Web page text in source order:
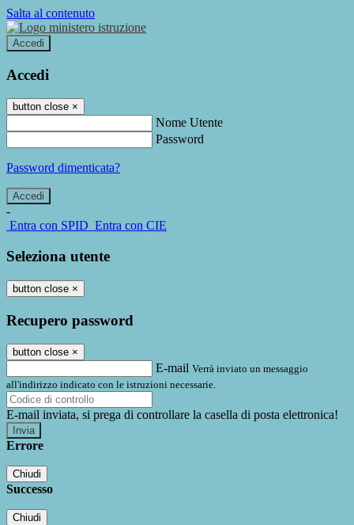
Salta al contenuto
Accedi
Accedi
button close ×
Nome Utente
Password
Password dimenticata?
-
Entra con SPID Entra con CIE
Seleziona utente
button close ×
Recupero password
button close ×
E-mail Verrà inviato un messaggio
all'indirizzo indicato con le istruzioni necessarie.
E-mail inviata, si prega di controllare la casella di posta elettronica!
Errore
Chiudi
Successo
Chiudi